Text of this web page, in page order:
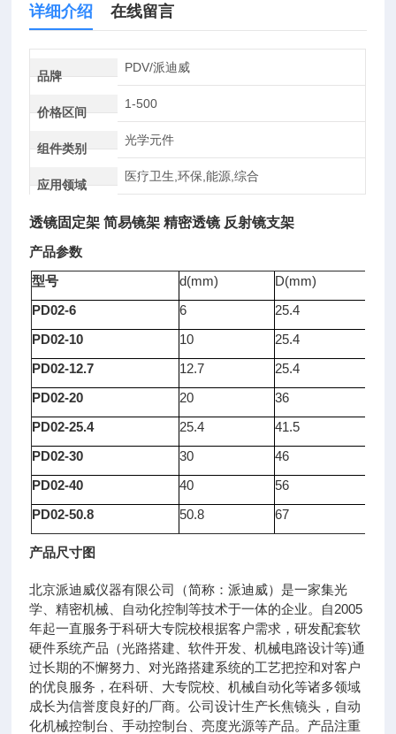
详细介绍 在线留言
品牌
PDV/派迪威
价格区间
1-500
组件类别
光学元件
应用领域
医疗卫生,环保,能源,综合
透镜固定架 简易镜架 精密透镜 反射镜支架
产品参数
型号
d(mm) D(mm)
PD02-6
6 25.4
PD02-10
10 25.4
PD02-12.7
12.7 25.4
PD02-20
20 36
PD02-25.4
25.4 41.5
PD02-30
30 46
PD02-40
40 56
PD02-50.8
50.8 67
产品尺寸图
北京派迪威仪器有限公司（简称：派迪威）是一家集光
学、精密机械、自动化控制等技术于一体的企业。自2005
年起一直服务于科研大专院校根据客户需求，研发配套软
硬件系统产品（光路搭建、软件开发、机械电路设计等)通
过长期的不懈努力、对光路搭建系统的工艺把控和对客户
的优良服务，在科研、大专院校、机械自动化等诸多领域
成长为信誉度良好的厂商。公司设计生产长焦镜头，自动
化机械控制台、手动控制台、亮度光源等产品。产品注重